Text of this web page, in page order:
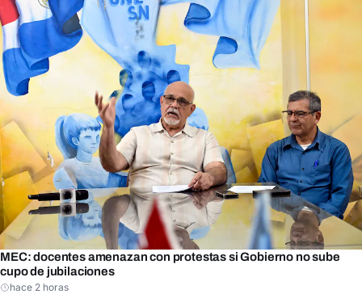
MEC: docentes amenazan con protestas si Gobierno no sube
cupo de jubilaciones
hace 2 horas